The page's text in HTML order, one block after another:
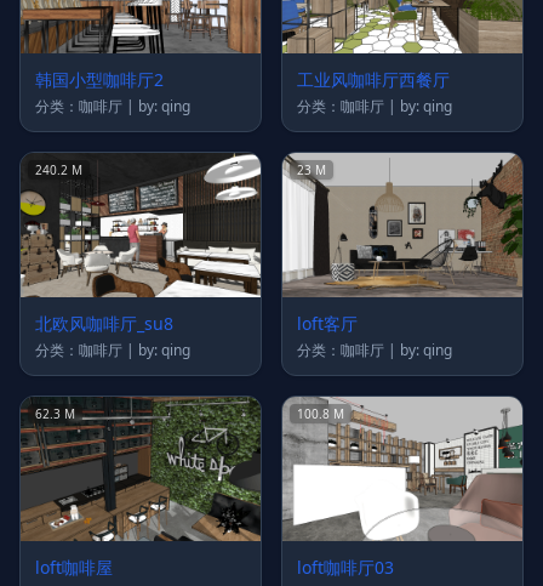
韩国小型咖啡厅2
分类：咖啡厅 | by: qing
工业风咖啡厅西餐厅
分类：咖啡厅 | by: qing
240.2 M
北欧风咖啡厅_su8
分类：咖啡厅 | by: qing
23 M
loft客厅
分类：咖啡厅 | by: qing
62.3 M
loft咖啡屋
100.8 M
loft咖啡厅03